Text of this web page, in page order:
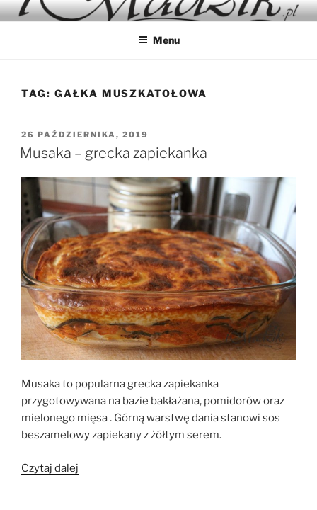
Przejdź
do
IMADZIK
Blog Kulinarny
Menu
TAG: GAŁKA MUSZKATOŁOWA
OPUBLIKOWANE
W
26 PAŹDZIERNIKA, 2019
Musaka – grecka zapiekanka
Musaka to popularna grecka zapiekanka
przygotowywana na bazie bakłażana, pomidorów oraz
mielonego mięsa . Górną warstwę dania stanowi sos
beszamelowy zapiekany z żółtym serem.
Czytaj dalej